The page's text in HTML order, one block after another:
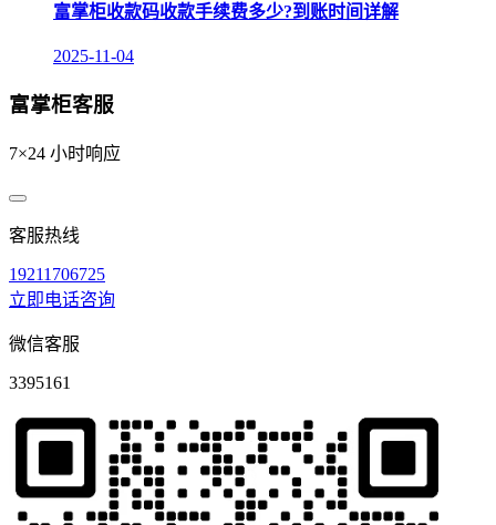
富掌柜收款码收款手续费多少?到账时间详解
2025-11-04
富掌柜客服
7×24 小时响应
客服热线
19211706725
立即电话咨询
微信客服
3395161